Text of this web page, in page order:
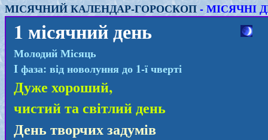
МІСЯЧНИЙ КАЛЕНДАР-ГОРОСКОП- МІСЯЧНІ
1 місячний день
Молодий Місяць
I фаза: від новолуння до 1-ї чверті
Дуже хороший,
чистий та світлий день
День творчих задумів